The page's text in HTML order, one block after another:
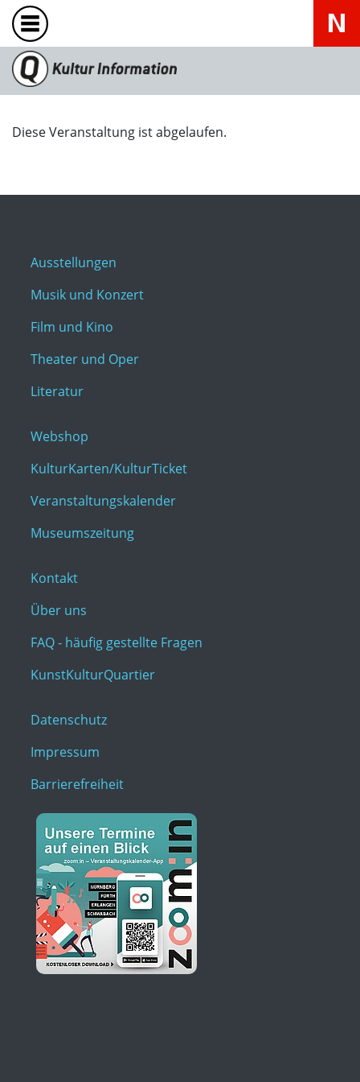
Diese Veranstaltung ist abgelaufen.
Ausstellungen
Musik und Konzert
Film und Kino
Theater und Oper
Literatur
Webshop
KulturKarten/KulturTicket
Veranstaltungskalender
Museumszeitung
Kontakt
Über uns
FAQ - häufig gestellte Fragen
KunstKulturQuartier
Datenschutz
Impressum
Barrierefreiheit